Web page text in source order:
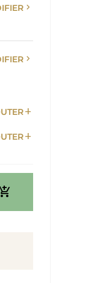
chevron_right
chevron_right
add
add